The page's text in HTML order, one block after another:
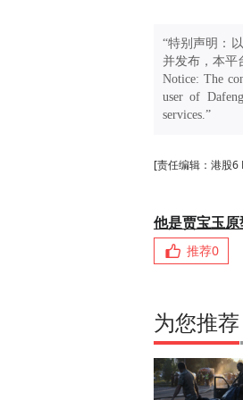
“特别声明：
并发布，本平
Notice: The
user of
services.”
[责任编辑：港股6
他是贾宝玉
推荐0
为您推荐